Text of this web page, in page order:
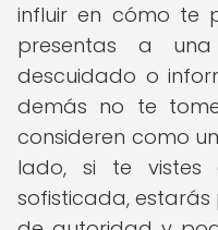
influir en cómo te
presentas a
descuidado o
demás no te
consideren como
lado, si te vistes
sofisticada,